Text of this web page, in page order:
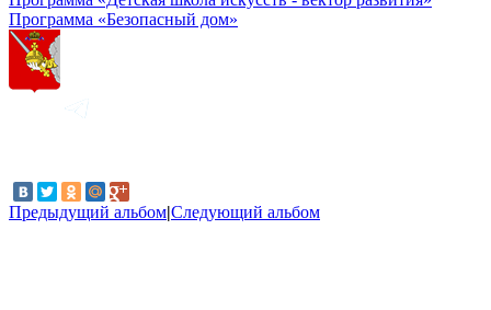
Программа «Безопасный дом»
Предыдущий альбом|Следующий альбом